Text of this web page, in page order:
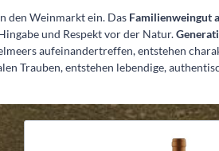
den Weinmarkt ein. Das Familienweingut
und Respekt vor der Natur.
aufeinandertreffen, entstehen
Trauben, entstehen lebendige,